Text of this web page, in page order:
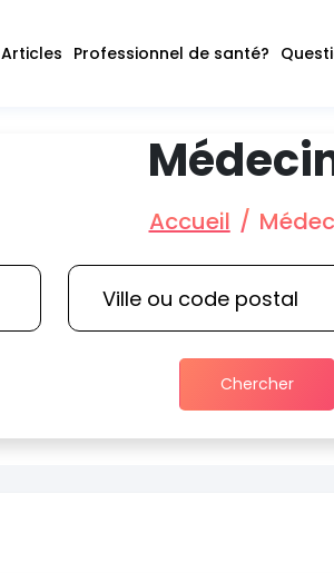
Articles Professionnel de santé?
Accueil
Chercher